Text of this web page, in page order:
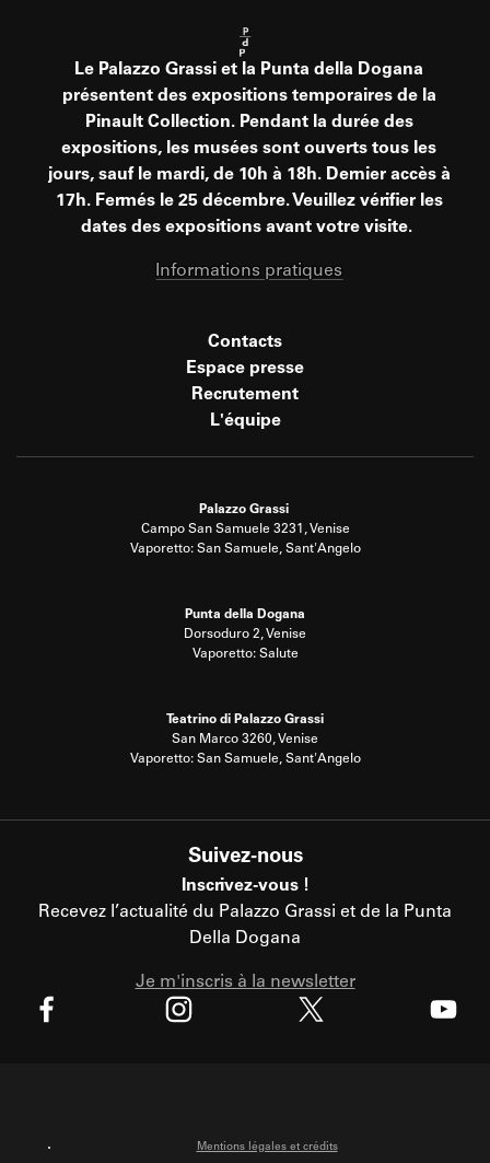
Le Palazzo Grassi et la Punta della Dogana
présentent des expositions temporaires de la
Pinault Collection. Pendant la durée des
expositions, les musées sont ouverts tous les
jours, sauf le mardi, de 10h à 18h. Dernier accès à
17h. Fermés le 25 décembre. Veuillez vérifier les
dates des expositions avant votre visite.
Informations pratiques
Contacts
Espace presse
Recrutement
L'équipe
Palazzo Grassi
Campo San Samuele 3231, Venise
Vaporetto: San Samuele, Sant'Angelo
Punta della Dogana
Dorsoduro 2, Venise
Vaporetto: Salute
Teatrino di Palazzo Grassi
San Marco 3260, Venise
Vaporetto: San Samuele, Sant'Angelo
Suivez-nous
Inscrivez-vous !
Recevez l’actualité du Palazzo Grassi et de la Punta
Della Dogana
Je m'inscris à la newsletter
Mentions légales et crédits